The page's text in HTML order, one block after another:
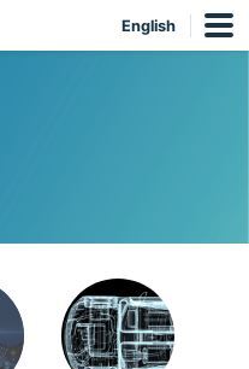
English